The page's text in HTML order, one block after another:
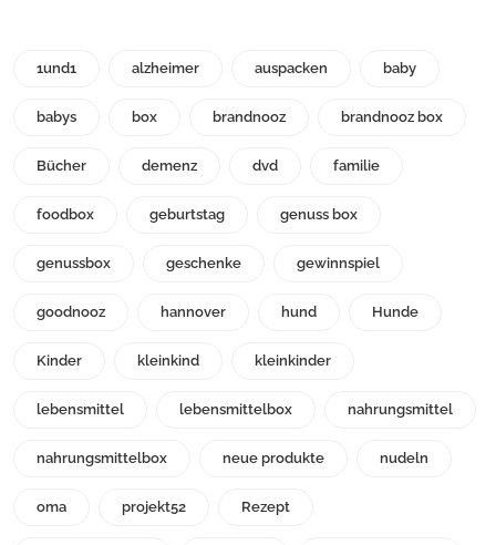
1und1 alzheimer auspacken baby
babys box brandnooz brandnooz box
Bücher demenz dvd familie
foodbox geburtstag genuss box
genussbox geschenke gewinnspiel
goodnooz hannover hund Hunde
Kinder kleinkind kleinkinder
lebensmittel lebensmittelbox nahrungsmittel
nahrungsmittelbox neue produkte nudeln
oma projekt52 Rezept